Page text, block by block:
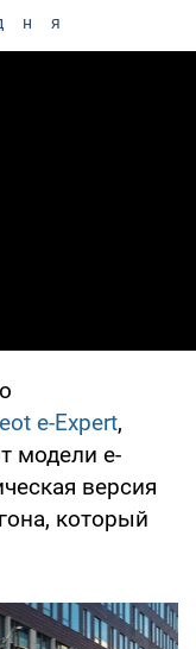
e-Expert,
модели e-
версия
который